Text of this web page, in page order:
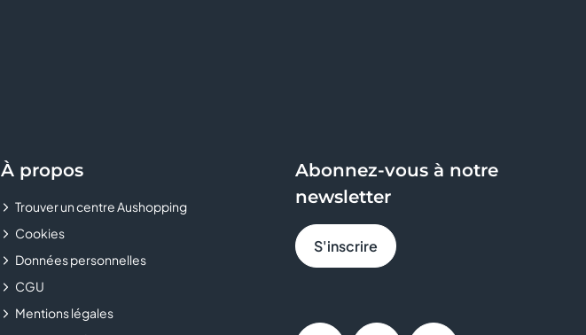
À propos
Trouver un centre Aushopping
Cookies
Données personnelles
CGU
Mentions légales
Abonnez-vous à notre
newsletter
S'inscrire